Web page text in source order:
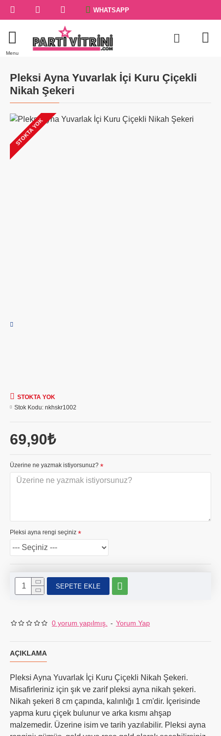
WHATSAPP
Pleksi Ayna Yuvarlak İçi Kuru Çiçekli
Nikah Şekeri
STOKTA YOK
0 yorum yapılmış. - Yorum Yap
69,90₺
STOKTA YOK
Stok Kodu: nkhskr1002
Üzerine ne yazmak istiyorsunuz?
Pleksi ayna rengi seçiniz
SEPETE EKLE
AÇIKLAMA
Pleksi Ayna Yuvarlak İçi Kuru Çiçekli Nikah Şekeri.
Misafirleriniz için şık ve zarif pleksi ayna nikah şekeri.
Nikah şekeri 8 cm çapında, kalınlığı 1 cm'dir. İçerisinde
yapma kuru çiçek bulunur ve arka kısmı ahşap
malzemedir. Üzerine isim ve tarih yazılabilir. Pleksi ayna